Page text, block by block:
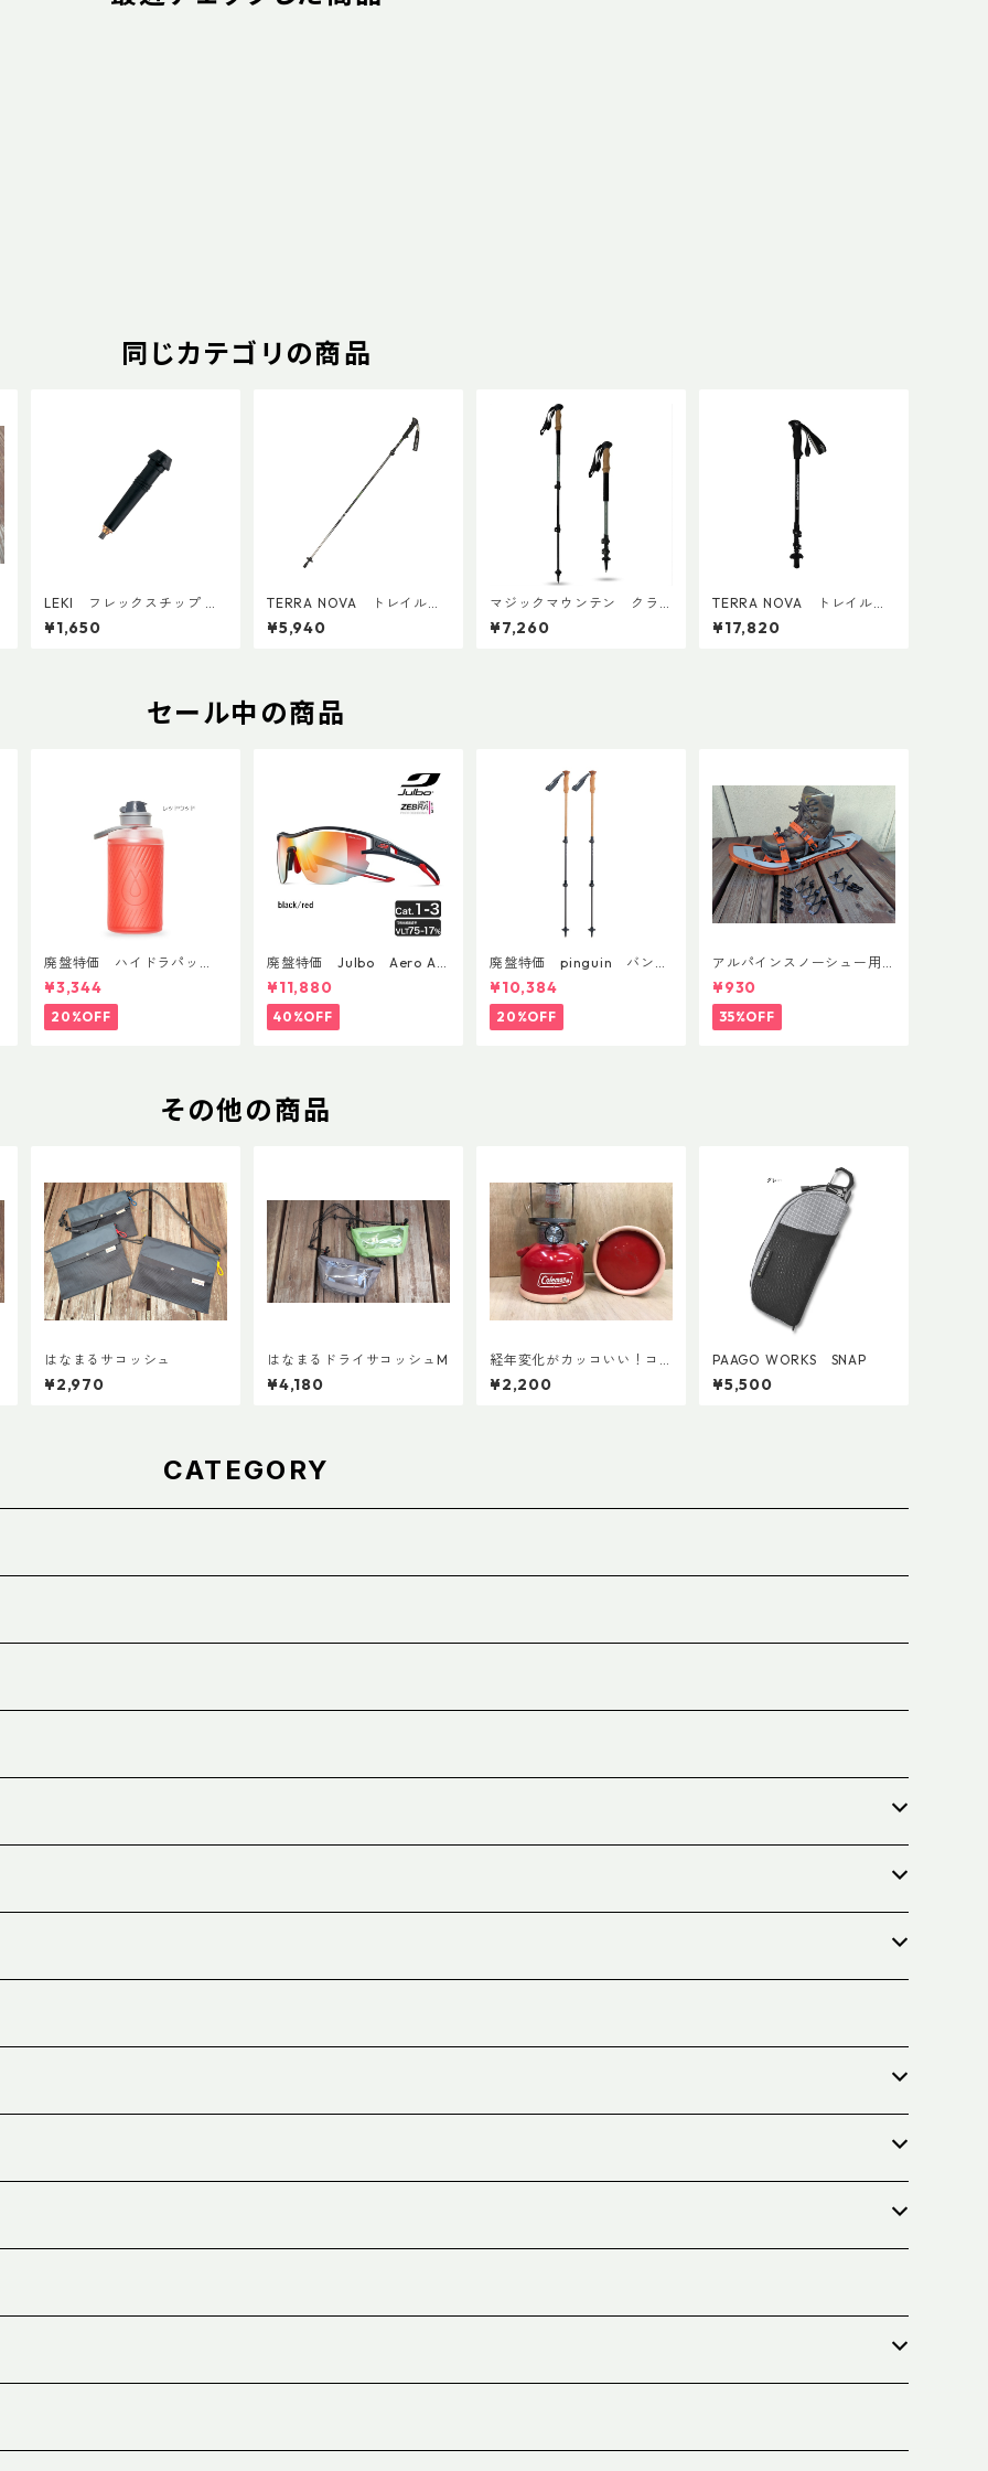
同じカテゴリの商品
LEKI フレックスチップ Ｍ
（1個）
¥1,650
TERRA NOVA トレイルエ
リート(1本)
¥5,940
マジックマウンテン クラ
ンプペアー(ペア)
¥7,260
TERRA NOVA トレイルカ
ーボンADDカスタム Ver.2
(ペア)
¥17,820
セール中の商品
廃盤特価 ハイドラパッ
ク フラックス 750ml
¥3,344
20%OFF
廃盤特価 Julbo Aero Asi
anFit
¥11,880
40%OFF
廃盤特価 pinguin バンブ
ーFLフォーム(ペア)
¥10,384
20%OFF
アルパインスノーシュー用
ストラップキャッチ(ペア)
¥930
35%OFF
その他の商品
はなまるサコッシュ
¥2,970
はなまるドライサコッシュM
¥4,180
経年変化がカッコいい！コ
ールマン・ランタン用ボト
ムレザーカバー135mm
¥2,200
PAAGO WORKS SNAP
¥5,500
CATEGORY